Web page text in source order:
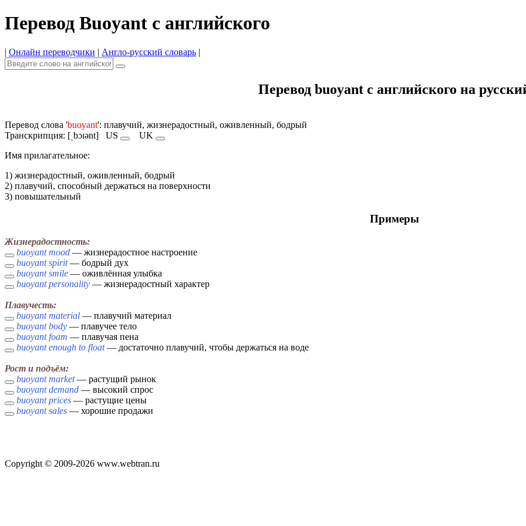
Перевод Buoyant с английского
| Онлайн переводчики | Англо-русский словарь |
Перевод buoyant с английского на
Перевод слова 'buoyant': плавучий, жизнерадостный, оживленный, бодрый
Транскрипция: [ˌbɔɪənt] US
UK
Имя прилагательное:
1) жизнерадостный, оживленный, бодрый
2) плавучий, способный держаться на поверхности
3) повышательный
Примеры
Жизнерадостность:
buoyant mood — жизнерадостное настроение
buoyant spirit— бодрый дух
buoyant smile — оживлённая улыбка
buoyant personality — жизнерадостный характер
Плавучесть:
buoyant material — плавучий материал
buoyant body — плавучее тело
buoyant foam — плавучая пена
buoyant enough to float— достаточно плавучий, чтобы держаться на воде
Рост и подъём:
buoyant market— растущий рынок
buoyant demand — высокий спрос
buoyant prices — растущие цены
buoyant sales — хорошие продажи
Copyright © 2009-2026 www.webtran.ru